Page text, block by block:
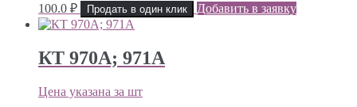
100.0 ₽ Продать в один клик Добавить в заявку
КТ 970А; 971А
Цена указана за шт